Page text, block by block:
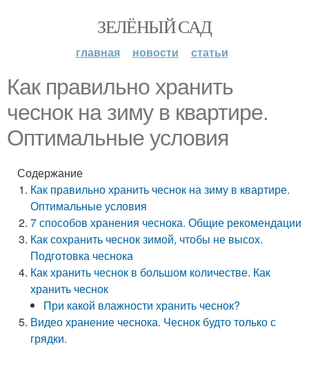
ЗЕЛЁНЫЙ САД
главная новости статьи
Как правильно хранить
чеснок на зиму в квартире.
Оптимальные условия
Содержание
Как правильно хранить чеснок на зиму в квартире.
Оптимальные условия
7 способов хранения чеснока. Общие рекомендации
Как сохранить чеснок зимой, чтобы не высох.
Подготовка чеснока
Как хранить чеснок в большом количестве. Как
хранить чеснок
При какой влажности хранить чеснок?
Видео хранение чеснока. Чеснок будто только с
грядки.